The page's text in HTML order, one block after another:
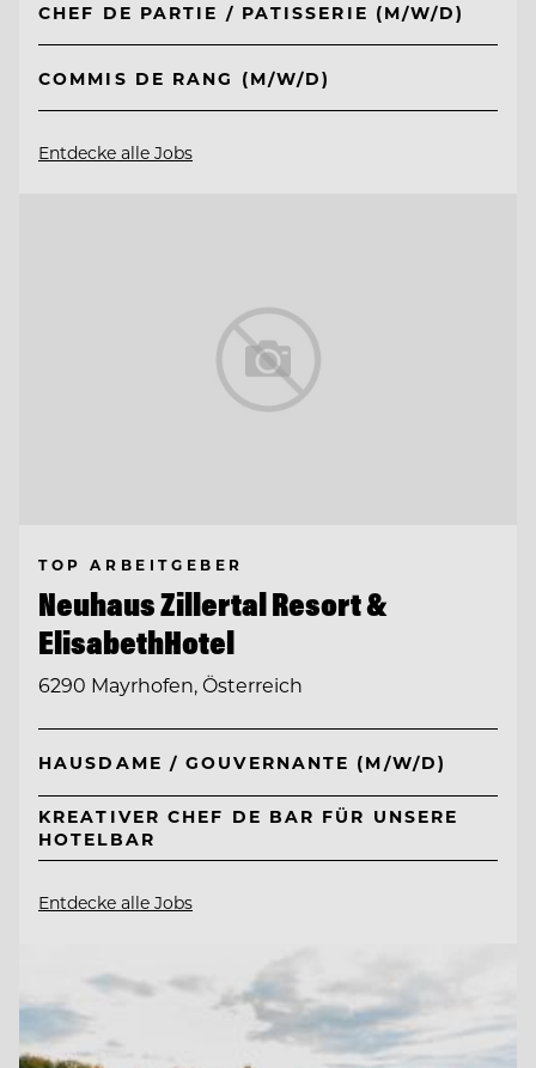
CHEF DE PARTIE / PATISSERIE (M/W/D)
COMMIS DE RANG (M/W/D)
Entdecke alle Jobs
TOP ARBEITGEBER
Neuhaus Zillertal Resort &
ElisabethHotel
6290 Mayrhofen, Österreich
HAUSDAME / GOUVERNANTE (M/W/D)
KREATIVER CHEF DE BAR FÜR UNSERE
HOTELBAR
Entdecke alle Jobs